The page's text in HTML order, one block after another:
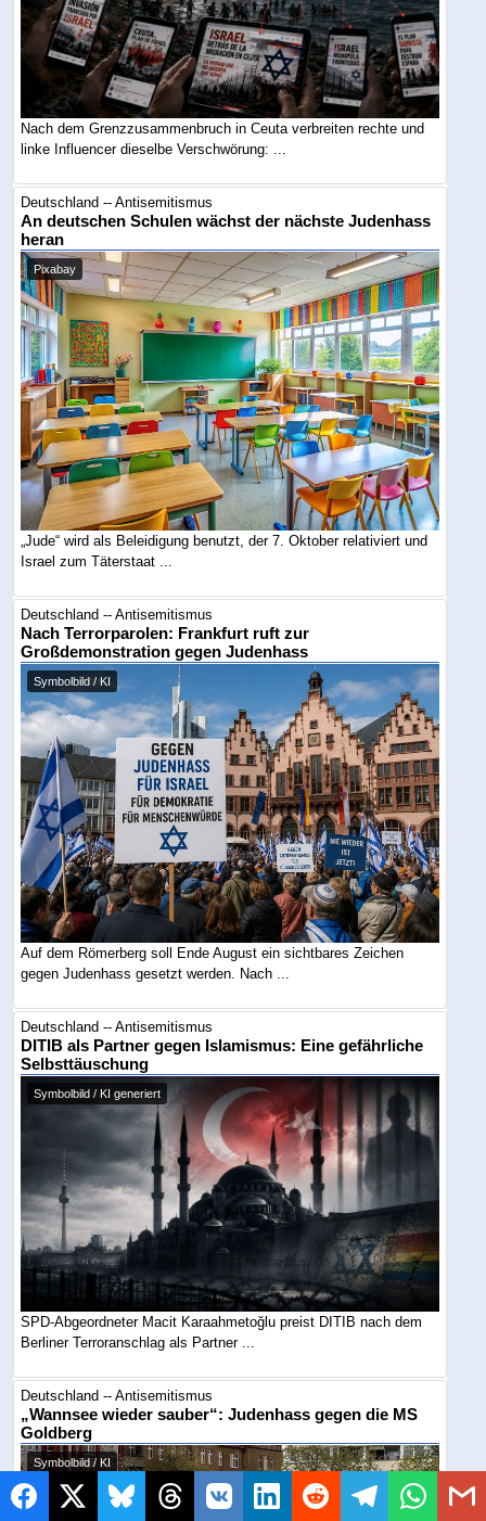
Nach dem Grenzzusammenbruch in Ceuta verbreiten rechte und
linke Influencer dieselbe Verschwörung: ...
Deutschland -- Antisemitismus
An deutschen Schulen wächst der nächste Judenhass
heran
Pixabay
„Jude“ wird als Beleidigung benutzt, der 7. Oktober relativiert und
Israel zum Täterstaat ...
Deutschland -- Antisemitismus
Nach Terrorparolen: Frankfurt ruft zur
Großdemonstration gegen Judenhass
Symbolbild / KI
Auf dem Römerberg soll Ende August ein sichtbares Zeichen
gegen Judenhass gesetzt werden. Nach ...
Deutschland -- Antisemitismus
DITIB als Partner gegen Islamismus: Eine gefährliche
Selbsttäuschung
Symbolbild / KI generiert
SPD-Abgeordneter Macit Karaahmetoğlu preist DITIB nach dem
Berliner Terroranschlag als Partner ...
Deutschland -- Antisemitismus
„Wannsee wieder sauber“: Judenhass gegen die MS
Goldberg
Symbolbild / KI